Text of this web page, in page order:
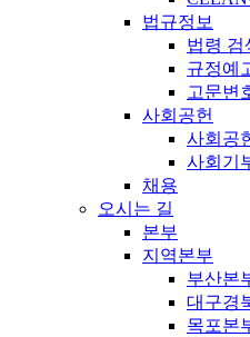
법규정보
법령 검
규정예
고문변
사회공헌
사회공
사회기
채용
오시는 길
본부
지역본부
부산본
대구경
목포본